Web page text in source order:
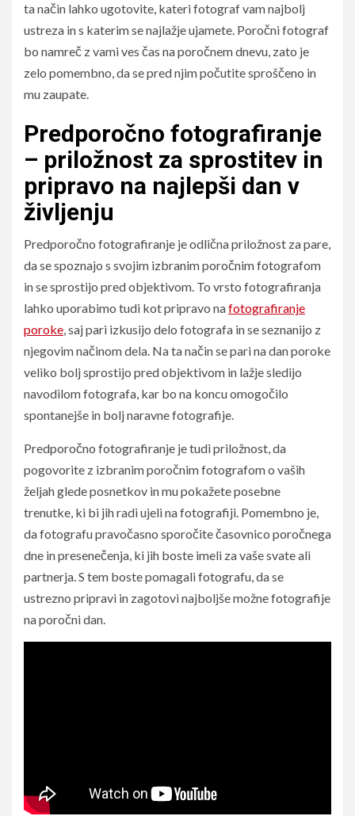
ta način lahko ugotovite, kateri fotograf vam najbolj
ustreza in s katerim se najlažje ujamete. Poročni fotograf
bo namreč z vami ves čas na poročnem dnevu, zato je
zelo pomembno, da se pred njim počutite sproščeno in
mu zaupate.
Predporočno fotografiranje
– priložnost za sprostitev in
pripravo na najlepši dan v
življenju
Predporočno fotografiranje je odlična priložnost za pare,
da se spoznajo s svojim izbranim poročnim fotografom
in se sprostijo pred objektivom. To vrsto fotografiranja
lahko uporabimo tudi kot pripravo nafotografiranje
poroke, saj pari izkusijo delo fotografa in se seznanijo z
njegovim načinom dela. Na ta način se pari na dan poroke
veliko bolj sprostijo pred objektivom in lažje sledijo
navodilom fotografa, kar bo na koncu omogočilo
spontanejše in bolj naravne fotografije.
Predporočno fotografiranje je tudi priložnost, da
pogovorite z izbranim poročnim fotografom o vaših
željah glede posnetkov in mu pokažete posebne
trenutke, ki bi jih radi ujeli na fotografiji. Pomembno je,
da fotografu pravočasno sporočite časovnico poročnega
dne in presenečenja, ki jih boste imeli za vaše svate ali
partnerja. S tem boste pomagali fotografu, da se
ustrezno pripravi in zagotovi najboljše možne fotografije
na poročni dan.